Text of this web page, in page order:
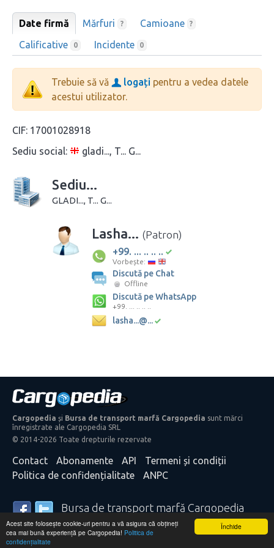
Închide
Acest site folosește cookie-uri pentru a vă asigura că obțineți
cea mai bună experiență pe Cargopedia! Politica de
confidențialitate
Date firmă Mărfuri ? Camioane ?
Calificative 0 Incidente 0
Trebuie să vă logați pentru a vedea datele
acestui utilizator.
CIF: 17001028918
Sediu social:
gladi..., T... G...
Sediu...
GLADI..., T... G...
Lasha... (Patron)
+99. ... .. .. ..
Vorbește:
Discută pe Chat
Offline
Discută pe WhatsApp
+99. ... .. .. ..
lasha...@...
Cargopedia și Bursa de transport marfă Cargopedia sunt mărci
înregistrate ale Cargopedia SRL
© 2014-2026 Toate drepturile rezervate
Contact Abonamente API
Termeni și condiții
Politica de confidențialitate
ANPC
Bursa de transport marfă Cargopedia
25.340 transportatori și expeditori de mărfă din întreaga
lume se bazează pe serviciile noastre